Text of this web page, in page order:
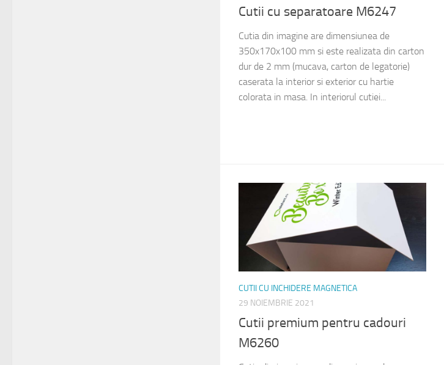
Cutii cu separatoare M6247
Cutia din imagine are dimensiunea de
350x170x100 mm si este realizata din carton
dur de 2 mm (mucava, carton de legatorie)
caserata la interior si exterior cu hartie
colorata in masa. In interiorul cutiei...
CUTII CU INCHIDERE MAGNETICA
29 NOIEMBRIE 2021
Cutii premium pentru cadouri
M6260